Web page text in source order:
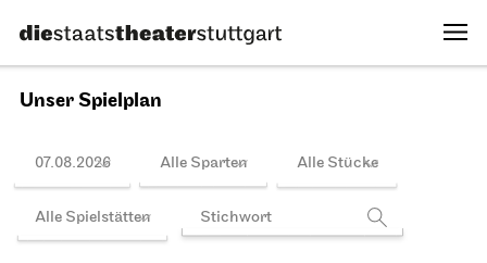
Unser Spielplan
07.08.2026 Alle Sparten Alle Stücke
Alle Spielstätten